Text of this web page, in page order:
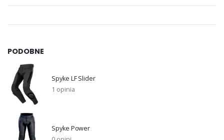
PODOBNE
Spyke LF Slider
1 opinia
Spyke Power